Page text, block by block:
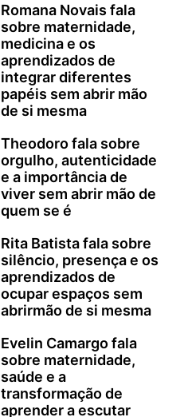
Romana Novais fala
sobre maternidade,
medicina e os
aprendizados de
integrar diferentes
papéis sem abrir mão
de si mesma
Theodoro fala sobre
orgulho, autenticidade
e a importância de
viver sem abrir mão de
quem se é
Rita Batista fala sobre
silêncio, presença e os
aprendizados de
ocupar espaços sem
abrirmão de si mesma
Evelin Camargo fala
sobre maternidade,
saúde e a
transformação de
aprender a escutar